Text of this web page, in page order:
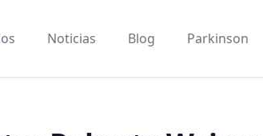
Noticias Blog Parkinson